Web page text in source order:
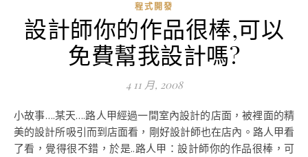
程式開發
設計師你的作品很棒,可以
免費幫我設計嗎?
4 11 月, 2008
小故事….某天….路人甲經過一間室內設計的店面，被裡面的精
美的設計所吸引而到店面看，剛好設計師也在店內。路人甲看
了看，覺得很不錯，於是..路人甲：設計師你的作品很棒，可